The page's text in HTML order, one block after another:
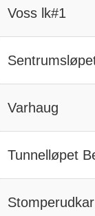
Voss lk#1
Varhaug
Tunnelløpet